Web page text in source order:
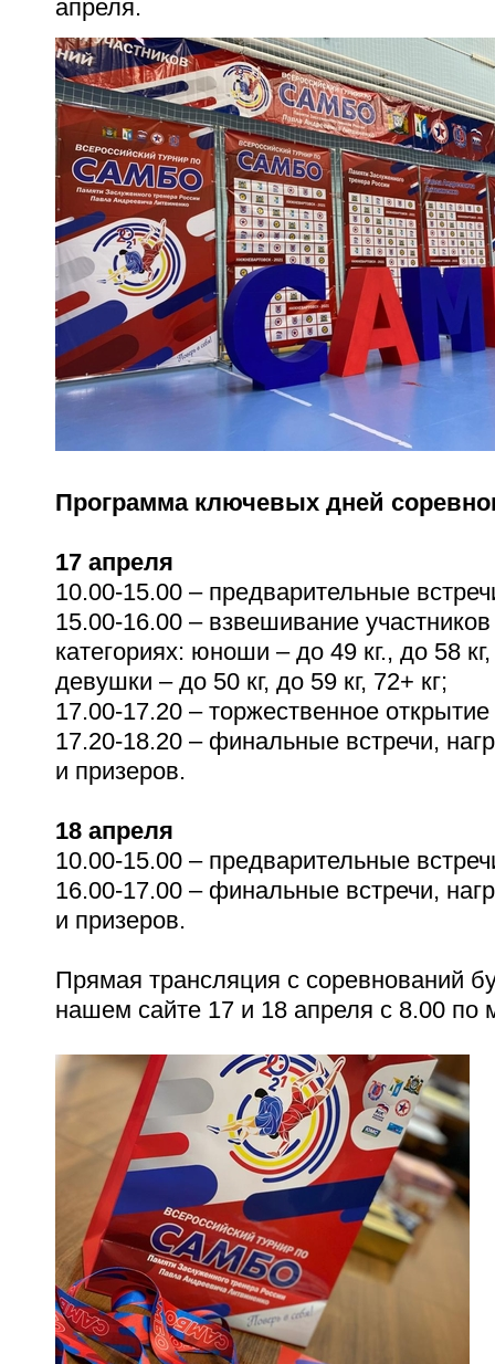
апреля.
Программа ключевых дней
17 апреля
10.00-15.00 – предварительные
15.00-16.00 – взвешивание
категориях: юноши – до 49 кг., до 58 кг,
девушки – до 50 кг, до 59 кг, 72+ кг;
17.00-17.20 – торжественное
17.20-18.20 – финальные встречи,
и призеров.
18 апреля
10.00-15.00 – предварительные
16.00-17.00 – финальные встречи,
и призеров.
Прямая трансляция с соревнований
нашем сайте 17 и 18 апреля с 8.00 по